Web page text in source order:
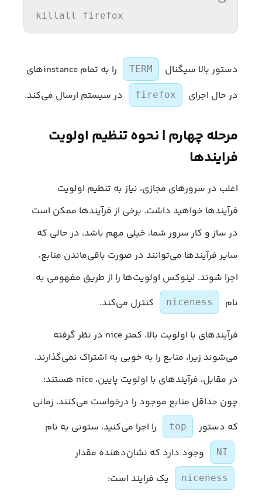
killall firefox
دستور بالا سیگنال TERM
را به تمام instanceهای
در حال اجرای
firefox در سیستم ارسال می‌کند.
مرحله چهارم | نحوه تنظیم اولویت
فرایندها
اغلب در سرورهای مجازی، نیاز به تنظیم اولویت
فرآیندها خواهید داشت. برخی از فرآیندها ممکن است
در ساز و کار سرور شما، خیلی مهم باشد، در حالی که
سایر فرآیندها می‌توانند در صورت باقی‌ماندن منابع،
اجرا شوند. لینوکس اولویت‌ها را از طریق مفهومی به
نام
niceness کنترل می‌کند.
فرآیندهای با اولویت بالا، کمتر nice در نظر گرفته
می‌شوند زیرا، منابع را به خوبی به اشتراک نمی‌گذارند.
در مقابل، فرآیندهای با اولویت پایین، nice هستند؛
چون حداقل منابع موجود را درخواست می‌کنند. زمانی
که دستور
top را اجرا می‌کنید، ستونی به نام
NI وجود دارد که نشان‌دهنده مقدار
niceness یک فرایند است: